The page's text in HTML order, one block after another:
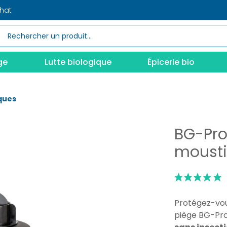
Lutte biologique Épicerie bio
BG-
Protégez-
piège BG-